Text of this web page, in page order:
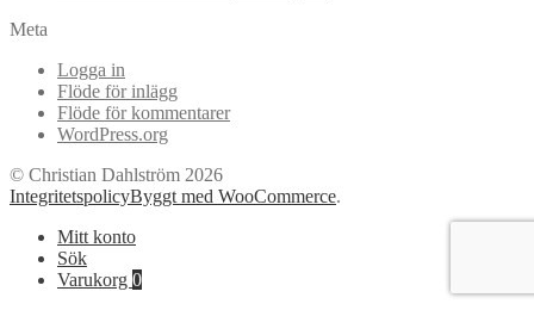
Meta
Logga in
Flöde för inlägg
Flöde för kommentarer
WordPress.org
© Christian Dahlström 2026
IntegritetspolicyByggt med WooCommerce.
Mitt konto
Sök
Varukorg 0